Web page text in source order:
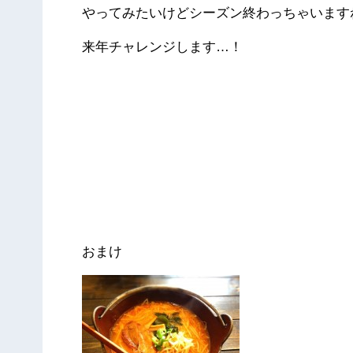
やってみたいけどシーズン終わっちゃいま
来年チャレンジします…！
おまけ